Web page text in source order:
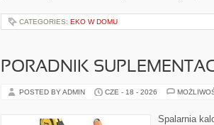
CATEGORIES: EKO W DOMU
PORADNIK
POSTED BY ADMIN CZE - 18 - 2026
Spalarnia